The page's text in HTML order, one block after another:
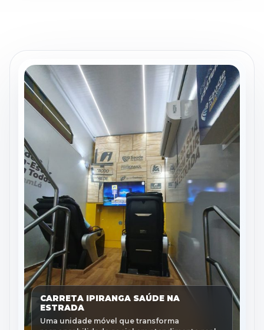
CARRETA IPIRANGA SAÚDE NA
ESTRADA
Uma unidade móvel que transforma